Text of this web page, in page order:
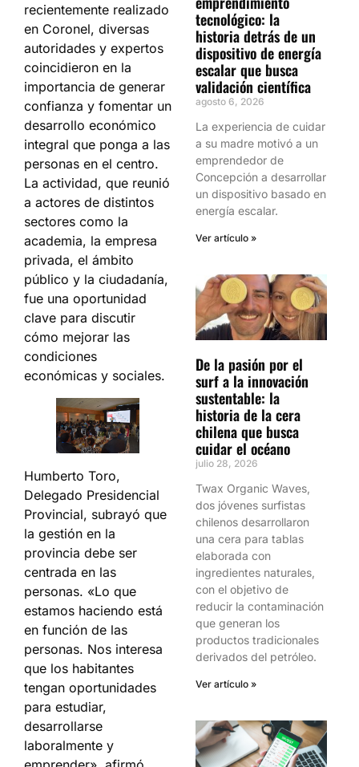
recientemente realizado
en Coronel, diversas
autoridades y expertos
coincidieron en la
importancia de generar
confianza y fomentar un
desarrollo económico
integral que ponga a las
personas en el centro.
La actividad, que reunió
a actores de distintos
sectores como la
academia, la empresa
privada, el ámbito
público y la ciudadanía,
fue una oportunidad
clave para discutir
cómo mejorar las
condiciones
económicas y sociales.
Humberto Toro,
Delegado Presidencial
Provincial, subrayó que
la gestión en la
provincia debe ser
centrada en las
personas. «Lo que
estamos haciendo está
en función de las
personas. Nos interesa
que los habitantes
tengan oportunidades
para estudiar,
desarrollarse
laboralmente y
tecnológico: la
historia detrás de un
dispositivo de energía
escalar que busca
validación científica
agosto 6, 2026
La experiencia de cuidar
a su madre motivó a un
emprendedor de
Concepción a desarrollar
un dispositivo basado en
energía escalar.
Ver artículo »
De la pasión por el
surf a la innovación
sustentable: la
historia de la cera
chilena que busca
cuidar el océano
julio 28, 2026
Twax Organic Waves,
dos jóvenes surfistas
chilenos desarrollaron
una cera para tablas
elaborada con
ingredientes naturales,
con el objetivo de
reducir la contaminación
que generan los
productos tradicionales
derivados del petróleo.
Ver artículo »